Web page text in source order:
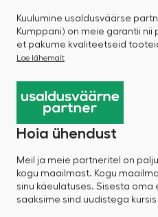
Kuulumine usaldusväärse
Kumppani) on meie garantii
et pakume kvaliteetseid
Loe lähemalt
Hoia ühendust
Meil ja meie partneritel on
kogu maailmast. Kogu
sinu käeulatuses. Sisesta
saaksime sind uudistega